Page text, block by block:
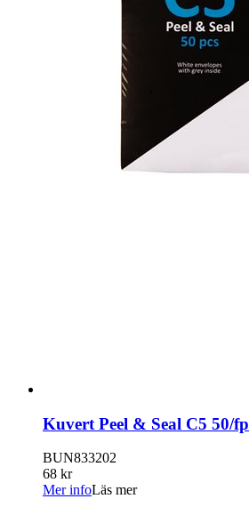
Kuvert Peel & Seal C5 50/fp
BUN833202
68 kr
Mer infoLäs mer